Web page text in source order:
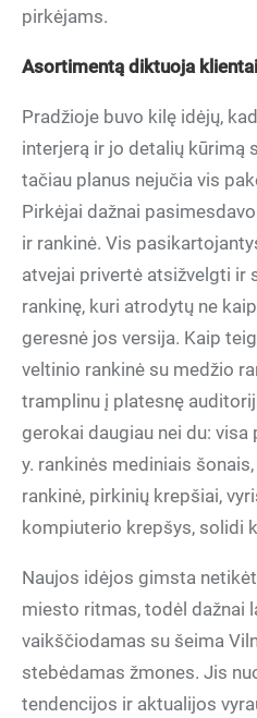
pirkėjams.
Asortimentą diktuoja klientai
Pradžioje buvo kilę idėjų,
interjerą ir jo detalių kūrimą
tačiau planus nejučia vis
Pirkėjai dažnai
ir rankinė. Vis
atvejai privertė atsižvelgti ir
rankinę, kuri atrodytų ne
geresnė jos versija. Kaip
veltinio rankinė su medžio
tramplinu į platesnę
gerokai daugiau nei du: visa
y. rankinės mediniais
rankinė, pirkinių krepšiai,
kompiuterio krepšys, solidi
Naujos idėjos gimsta
miesto ritmas, todėl dažnai
vaikščiodamas su šeima
stebėdamas žmones. Jis
tendencijos ir aktualijos